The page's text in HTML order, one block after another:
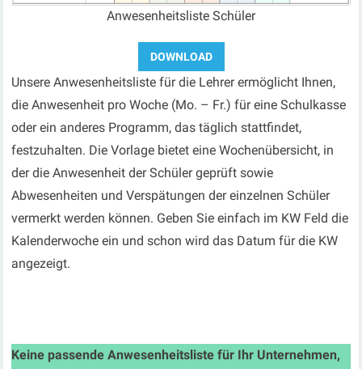
Anwesenheitsliste Schüler
Unsere Anwesenheitsliste für die Lehrer ermöglicht Ihnen,
die Anwesenheit pro Woche (Mo. – Fr.) für eine Schulkasse
oder ein anderes Programm, das täglich stattfindet,
festzuhalten. Die Vorlage bietet eine Wochenübersicht, in
der die Anwesenheit der Schüler geprüft sowie
Abwesenheiten und Verspätungen der einzelnen Schüler
vermerkt werden können. Geben Sie einfach im KW Feld die
Kalenderwoche ein und schon wird das Datum für die KW
angezeigt.
Keine passende Anwesenheitsliste für Ihr Unternehmen,